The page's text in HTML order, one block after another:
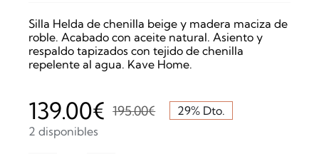
Silla Helda de chenilla beige y madera maciza de
roble. Acabado con aceite natural. Asiento y
respaldo tapizados con tejido de chenilla
repelente al agua. Kave Home.
195.00€El
139.00€
El 29% Dto.
2 disponibles